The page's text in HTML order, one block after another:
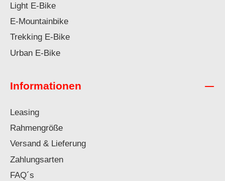
Light E-Bike
E-Mountainbike
Trekking E-Bike
Urban E-Bike
Informationen
Leasing
Rahmengröße
Versand & Lieferung
Zahlungsarten
FAQ´s